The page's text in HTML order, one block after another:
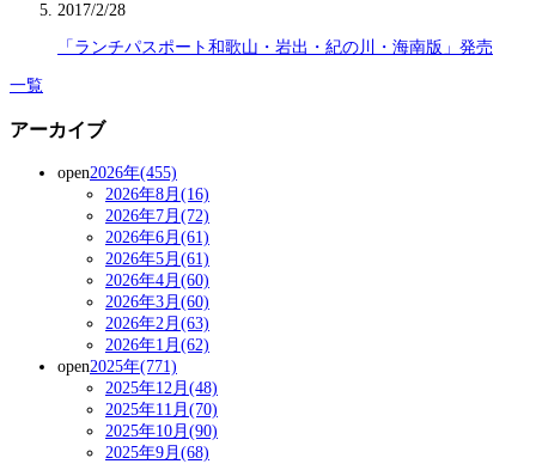
2017/2/28
「ランチパスポート和歌山・岩出・紀の川・海南版」発売
一覧
アーカイブ
open2026年(455)
2026年8月(16)
2026年7月(72)
2026年6月(61)
2026年5月(61)
2026年4月(60)
2026年3月(60)
2026年2月(63)
2026年1月(62)
open2025年(771)
2025年12月(48)
2025年11月(70)
2025年10月(90)
2025年9月(68)